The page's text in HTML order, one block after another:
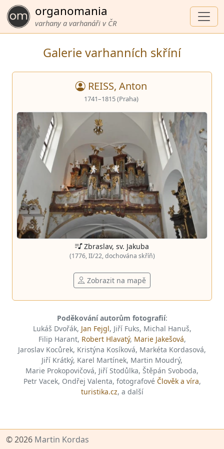
organomania
varhany a varhanáři v ČR
Galerie varhanních skříní
REISS, Anton
1741–1815 (Praha)
Zbraslav, sv. Jakuba
(1776, II/22, dochována skříň)
Zobrazit na mapě
Poděkování autorům fotografií:
Lukáš Dvořák, Jan Fejgl, Jiří Fuks, Michal Hanuš,
Filip Harant, Robert Hlavatý, Marie Jakešová,
Jaroslav Kocůrek, Kristýna Kosíková, Markéta Kordasová,
Jiří Krátký, Karel Martínek, Martin Moudrý,
Marie Prokopovičová, Jiří Stodůlka, Štěpán Svoboda,
Petr Vacek, Ondřej Valenta, fotografové Člověk a víra,
turistika.cz, a další
© 2026 Martin Kordas